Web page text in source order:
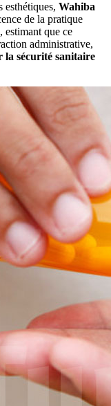
esthétiques, Wahiba
de la pratique
estimant que ce
administrative,
la sécurité sanitaire